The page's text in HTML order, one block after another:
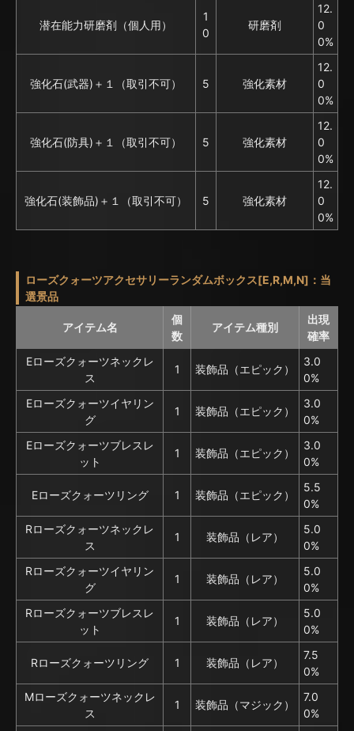
潜在能力研磨剤（個人用）
1
0
研磨剤
12.
0
0%
強化石(武器)＋１（取引不可） 5 強化素材
12.
0
0%
強化石(防具)＋１（取引不可） 5 強化素材
12.
0
0%
強化石(装飾品)＋１（取引不可） 5 強化素材
12.
0
0%
ローズクォーツアクセサリーランダムボックス[E,R,M,N]：当
選景品
アイテム名
個
数
アイテム種別
出現
確率
Eローズクォーツネックレ
ス
1 装飾品（エピック）
3.0
0%
Eローズクォーツイヤリン
グ
1 装飾品（エピック）
3.0
0%
Eローズクォーツブレスレ
ット
1 装飾品（エピック）
3.0
0%
Eローズクォーツリング 1 装飾品（エピック）
5.5
0%
Rローズクォーツネックレ
ス
1 装飾品（レア）
5.0
0%
Rローズクォーツイヤリン
グ
1 装飾品（レア）
5.0
0%
Rローズクォーツブレスレ
ット
1 装飾品（レア）
5.0
0%
Rローズクォーツリング 1 装飾品（レア）
7.5
0%
Mローズクォーツネックレ
ス
1 装飾品（マジック）
7.0
0%